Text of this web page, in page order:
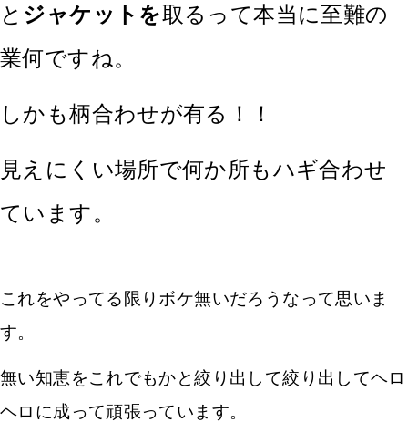
と ジャケットを取るって本当に至難の
業何ですね。
しかも柄合わせが有る！！
見えにくい場所で何か所もハギ合わせ
ています。
これをやってる限りボケ無いだろうなって思いま
す。
無い知恵をこれでもかと絞り出して絞り出してヘロ
ヘロに成って頑張っています。